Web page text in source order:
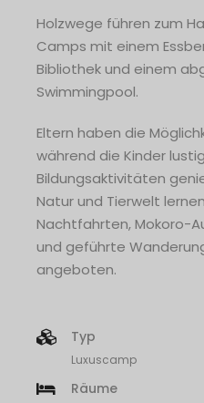
Holzwege führen zum
Camps mit einem
Bibliothek und einem
Swimmingpool.
Eltern haben die
während die Kinder
Bildungsaktivitäten
Natur und Tierwelt
Nachtfahrten, Mokoro-
und geführte
angeboten.
Typ
Luxuscamp
Räume